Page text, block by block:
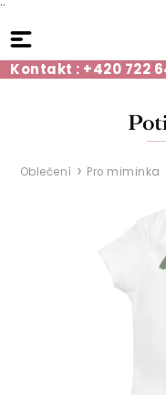
¨
Kontakt : +420 722
Oblečení Pro miminka